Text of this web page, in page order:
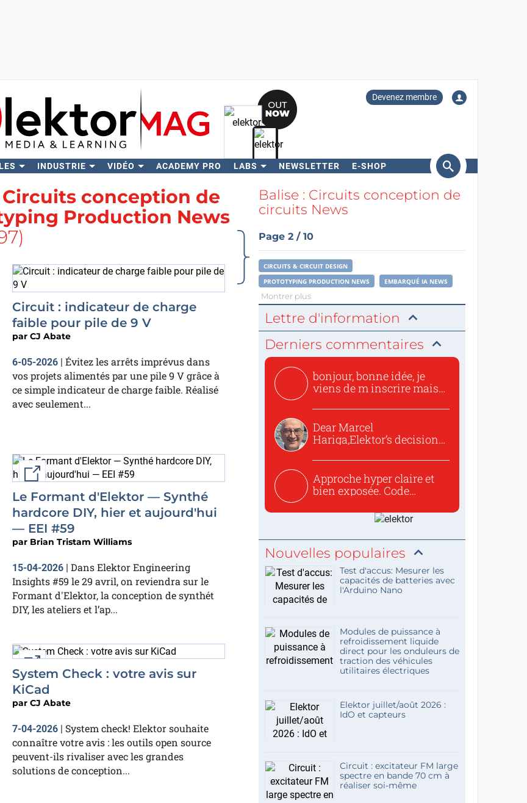
Devenez membre
INDUSTRIE VIDÉO ACADEMY PRO LABS NEWSLETTER E-SHOP
Rechercher
Circuits conception de
Production News
Circuit : indicateur de charge
faible pour pile de 9 V
par CJ Abate
6-05-2026 | Évitez les arrêts imprévus dans
vos projets alimentés par une pile 9 V grâce à
ce simple indicateur de charge faible. Réalisé
avec seulement...
External link
Le Formant d'Elektor — Synthé
hardcore DIY, hier et aujourd'hui
— EEI #59
par Brian Tristam Williams
15-04-2026 | Dans Elektor Engineering
Insights #59 le 29 avril, on reviendra sur le
Formant d'Elektor, la conception de synthét
DIY, les ateliers et l’ap...
System Check : votre avis sur
KiCad
par CJ Abate
7-04-2026 | System check! Elektor souhaite
connaître votre avis : les outils open source
peuvent-ils rivaliser avec les grandes
solutions de conception...
Balise : Circuits conception de
circuits News
Page 2 / 10
CIRCUITS & CIRCUIT DESIGN
PROTOTYPING PRODUCTION NEWS
EMBARQUÉ IA NEWS
Montrer plus
Lettre d'information
Derniers commentaires
bonjour, bonne idée, je
viens de m inscrire mais
Dear Marcel
Hariga,Elektor’s decision
Approche hyper claire et
bien exposée. Code
Nouvelles populaires
Test d'accus: Mesurer les
capacités de batteries avec
l'Arduino Nano
Modules de puissance à
refroidissement liquide
direct pour les onduleurs de
traction des véhicules
utilitaires électriques
Elektor juillet/août 2026 :
IdO et capteurs
Circuit : excitateur FM large
spectre en bande 70 cm à
réaliser soi-même